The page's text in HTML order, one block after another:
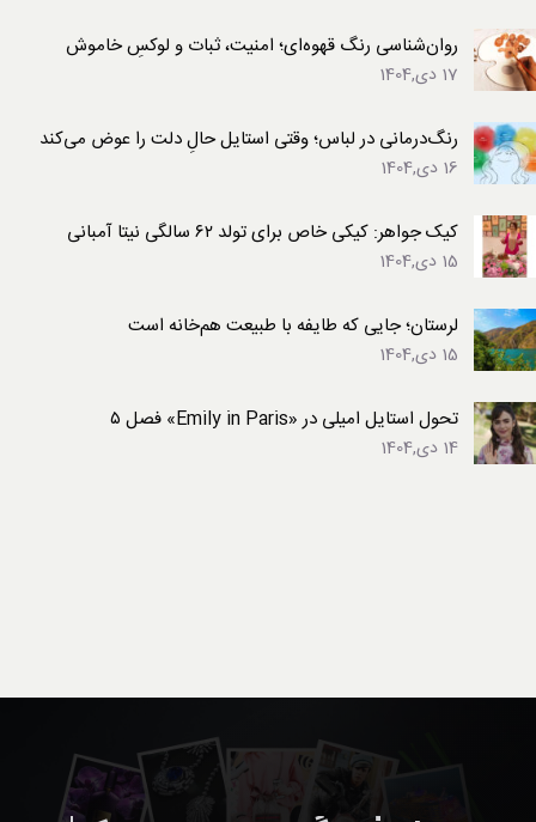
روان‌شناسی رنگ قهوه‌ای؛ امنیت، ثبات و لوکسِ خاموش
17 دی,1404
رنگ‌درمانی در لباس؛ وقتی استایل حالِ دلت را عوض می‌کند
16 دی,1404
کیک جواهر: کیکی خاص برای تولد ۶۲ سالگی نیتا آمبانی
15 دی,1404
لرستان؛ جایی که طایفه با طبیعت هم‌خانه است
15 دی,1404
تحول استایل امیلی در «Emily in Paris» فصل ۵
14 دی,1404